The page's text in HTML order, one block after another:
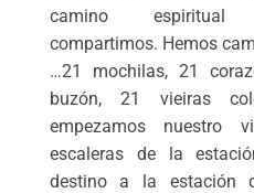
camino
compartimos. Hemos
…21 mochilas, 21
buzón, 21 vieiras
empezamos nuestro
escaleras de la
destino a la estación